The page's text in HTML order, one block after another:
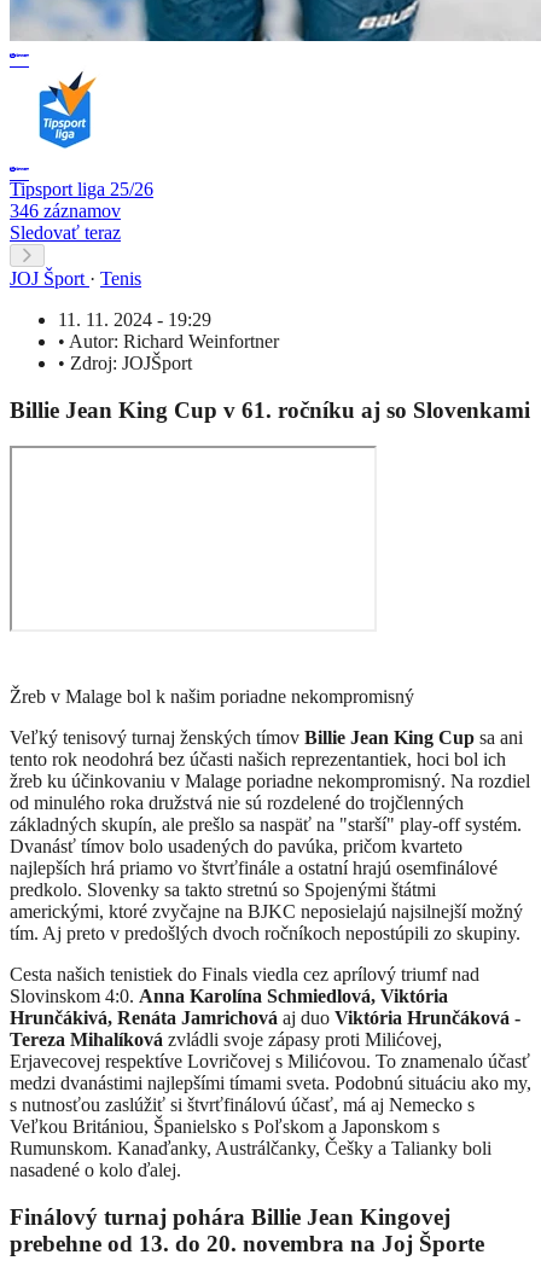
Tipsport liga 25/26
346 záznamov
Sledovať teraz
JOJ Šport · Tenis
11. 11. 2024 - 19:29
• Autor: Richard Weinfortner
• Zdroj: JOJŠport
Billie Jean King Cup v 61. ročníku aj so Slovenkami
Žreb v Malage bol k našim poriadne nekompromisný
Veľký tenisový turnaj ženských tímov Billie Jean King Cup sa ani
tento rok neodohrá bez účasti našich reprezentantiek, hoci bol ich
žreb ku účinkovaniu v Malage poriadne nekompromisný. Na rozdiel
od minulého roka družstvá nie sú rozdelené do trojčlenných
základných skupín, ale prešlo sa naspäť na "starší" play-off systém.
Dvanásť tímov bolo usadených do pavúka, pričom kvarteto
najlepších hrá priamo vo štvrťfinále a ostatní hrajú osemfinálové
predkolo. Slovenky sa takto stretnú so Spojenými štátmi
americkými, ktoré zvyčajne na BJKC neposielajú najsilnejší možný
tím. Aj preto v predošlých dvoch ročníkoch nepostúpili zo skupiny.
Cesta našich tenistiek do Finals viedla cez aprílový triumf nad
Slovinskom 4:0. Anna Karolína Schmiedlová, Viktória
Hrunčákivá, Renáta Jamrichová aj duo Viktória Hrunčáková -
Tereza Mihalíková zvládli svoje zápasy proti Milićovej,
Erjavecovej respektíve Lovričovej s Milićovou. To znamenalo účasť
medzi dvanástimi najlepšími tímami sveta. Podobnú situáciu ako my,
s nutnosťou zaslúžiť si štvrťfinálovú účasť, má aj Nemecko s
Veľkou Britániou, Španielsko s Poľskom a Japonskom s
Rumunskom. Kanaďanky, Austrálčanky, Češky a Talianky boli
nasadené o kolo ďalej.
Finálový turnaj pohára Billie Jean Kingovej
prebehne od 13. do 20. novembra na Joj Športe